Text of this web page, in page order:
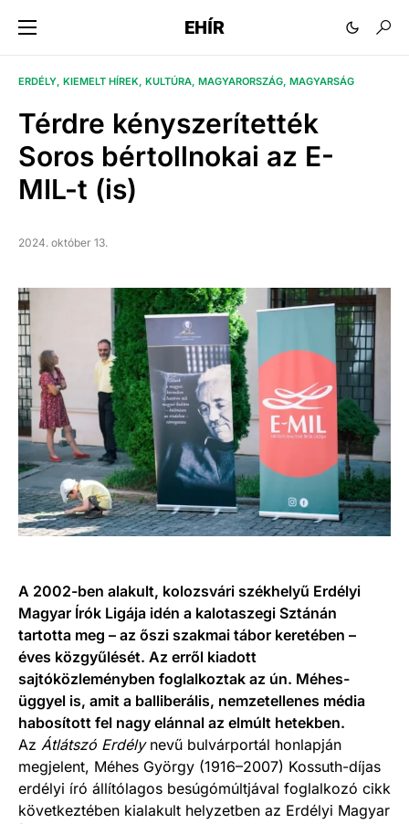
EHÍR
ERDÉLY KIEMELT HÍREK KULTÚRA MAGYARORSZÁG MAGYARSÁG
Térdre kényszerítették
Soros bértollnokai az E-
MIL-t (is)
2024. október 13.
A 2002-ben alakult, kolozsvári székhelyű Erdélyi
Magyar Írók Ligája idén a kalotaszegi Sztánán
tartotta meg – az őszi szakmai tábor keretében –
éves közgyűlését. Az erről kiadott
sajtóközleményben foglalkoztak az ún. Méhes-
üggyel is, amit a balliberális, nemzetellenes média
habosított fel nagy elánnal az elmúlt hetekben.
Az Átlátszó Erdélynevű bulvárportál honlapján
megjelent, Méhes György (1916–2007) Kossuth-díjas
erdélyi író állítólagos besúgómúltjával foglalkozó cikk
következtében kialakult helyzetben az Erdélyi Magyar